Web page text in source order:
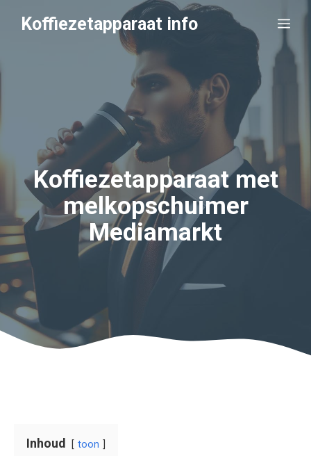
naarKoffiezetapparaat info
Koffiezetapparaat met
melkopschuimer
Mediamarkt
Inhoud toon